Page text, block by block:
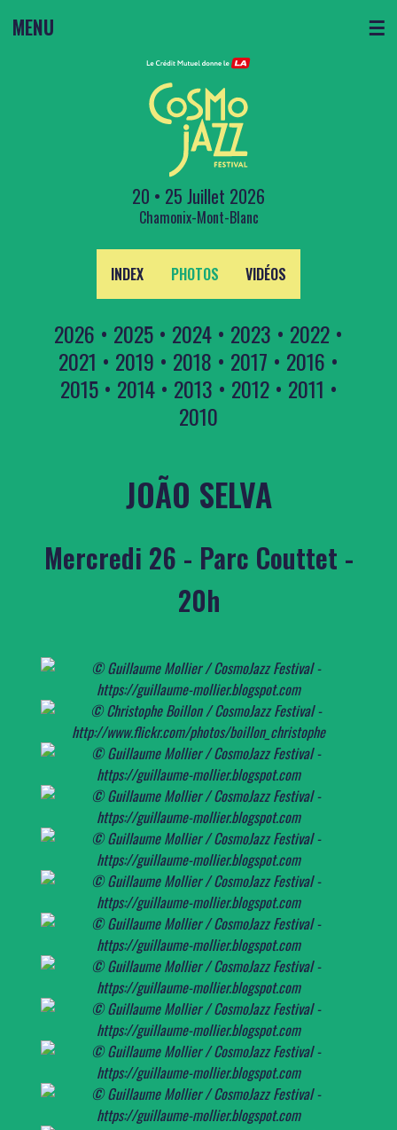
MENU ☰
20 • 25 Juillet 2026
Chamonix-Mont-Blanc
INDEX PHOTOS VIDÉOS
2026 • 2025 • 2024 • 2023 • 2022 •
2021 • 2019 • 2018 • 2017 • 2016 •
2015• 2014• 2013 • 2012• 2011 •
2010
JOÃO SELVA
Mercredi 26 - Parc Couttet -
20h